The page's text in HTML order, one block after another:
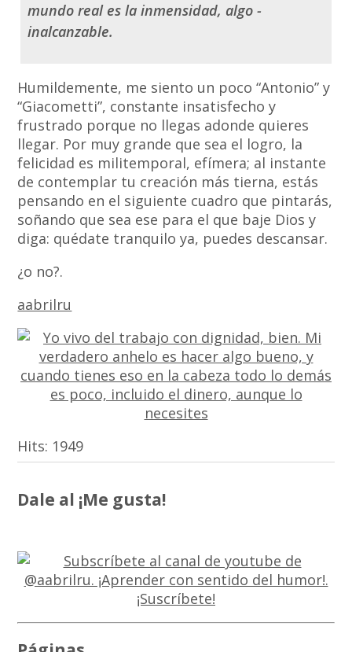
mundo real es la inmensidad, algo ­
inalcanzable.
Humildemente, me siento un poco “Antonio” y
“Giacometti”, constante insatisfecho y
frustrado porque no llegas adonde quieres
llegar. Por muy grande que sea el logro, la
felicidad es militemporal, efímera; al instante
de contemplar tu creación más tierna, estás
pensando en el siguiente cuadro que pintarás,
soñando que sea ese para el que baje Dios y
diga: quédate tranquilo ya, puedes descansar.
¿o no?.
aabrilru
Hits: 1949
Dale al ¡Me gusta!